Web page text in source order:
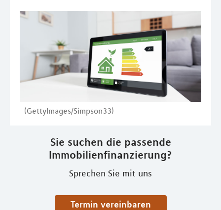
(GettyImages/Simpson33)
Sie suchen die passende
Immobilienfinanzierung?
Sprechen Sie mit uns
Termin vereinbaren